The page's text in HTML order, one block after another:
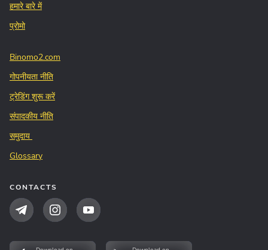
हमारे बारे में
प्रोमो
Binomo2.com
गोपनीयता नीति
ट्रेडिंग शुरू करें
संपादकीय नीति
समुदाय
Glossary
CONTACTS